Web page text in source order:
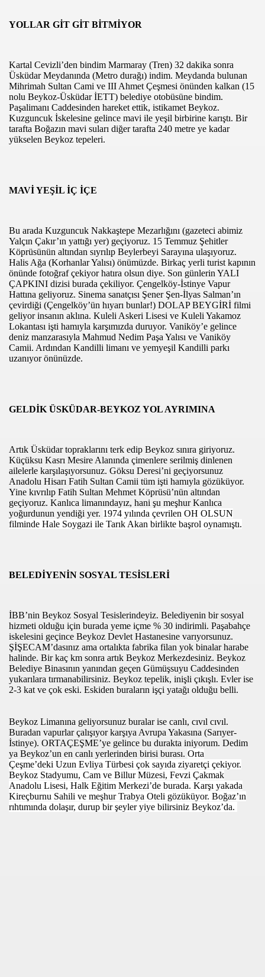
YOLLAR GİT GİT BİTMİYOR
Kartal Cevizli’den bindim Marmaray (Tren) 32 dakika sonra
Üsküdar Meydanında (Metro durağı) indim. Meydanda bulunan
Mihrimah Sultan Cami ve III Ahmet Çeşmesi önünden kalkan (15
nolu Beykoz-Üsküdar İETT) belediye otobüsüne bindim.
Paşalimanı Caddesinden hareket ettik, istikamet Beykoz.
Kuzguncuk İskelesine gelince mavi ile yeşil birbirine karıştı. Bir
tarafta Boğazın mavi suları diğer tarafta 240 metre ye kadar
yükselen Beykoz tepeleri.
MAVİ YEŞİL İÇ İÇE
Bu arada Kuzguncuk Nakkaştepe Mezarlığını (gazeteci abimiz
Yalçın Çakır’ın yattığı yer) geçiyoruz. 15 Temmuz Şehitler
Köprüsünün altından sıyrılıp Beylerbeyi Sarayına ulaşıyoruz.
Halis Ağa (Korhanlar Yalısı) önümüzde. Birkaç yerli turist kapının
önünde fotoğraf çekiyor hatıra olsun diye. Son günlerin YALI
ÇAPKINI dizisi burada çekiliyor. Çengelköy-İstinye Vapur
Hattına geliyoruz. Sinema sanatçısı Şener Şen-İlyas Salman’ın
çevirdiği (Çengelköy’ün hıyarı bunlar!) DOLAP BEYGİRİ filmi
geliyor insanın aklına. Kuleli Askeri Lisesi ve Kuleli Yakamoz
Lokantası işti hamıyla karşımızda duruyor. Vaniköy’e gelince
deniz manzarasıyla Mahmud Nedim Paşa Yalısı ve Vaniköy
Camii. Ardından Kandilli limanı ve yemyeşil Kandilli parkı
uzanıyor önünüzde.
GELDİK ÜSKÜDAR-BEYKOZ YOL AYRIMINA
Artık Üsküdar topraklarını terk edip Beykoz sınıra giriyoruz.
Küçüksu Kasrı Mesire Alanında çimenlere serilmiş dinlenen
ailelerle karşılaşıyorsunuz. Göksu Deresi’ni geçiyorsunuz
Anadolu Hisarı Fatih Sultan Camii tüm işti hamıyla gözüküyor.
Yine kıvrılıp Fatih Sultan Mehmet Köprüsü’nün altından
geçiyoruz. Kanlıca limanındayız, hani şu meşhur Kanlıca
yoğurdunun yendiği yer. 1974 yılında çevrilen OH OLSUN
filminde Hale Soygazi ile Tarık Akan birlikte başrol oynamıştı.
BELEDİYENİN SOSYAL TESİSLERİ
İBB’nin Beykoz Sosyal Tesislerindeyiz. Belediyenin bir sosyal
hizmeti olduğu için burada yeme içme % 30 indirimli. Paşabahçe
iskelesini geçince Beykoz Devlet Hastanesine varıyorsunuz.
ŞİŞECAM’dasınız ama ortalıkta fabrika filan yok binalar harabe
halinde. Bir kaç km sonra artık Beykoz Merkezdesiniz. Beykoz
Belediye Binasının yanından geçen Gümüşsuyu Caddesinden
yukarılara tırmanabilirsiniz. Beykoz tepelik, inişli çıkışlı. Evler ise
2-3 kat ve çok eski. Eskiden buraların işçi yatağı olduğu belli.
Beykoz Limanına geliyorsunuz buralar ise canlı, cıvıl cıvıl.
Buradan vapurlar çalışıyor karşıya Avrupa Yakasına (Sarıyer-
İstinye). ORTAÇEŞME’ye gelince bu durakta iniyorum. Dedim
ya Beykoz’un en canlı yerlerinden birisi burası. Orta
Çeşme’deki Uzun Evliya Türbesi çok sayıda ziyaretçi çekiyor.
Beykoz Stadyumu, Cam ve Billur Müzesi, Fevzi Çakmak
Anadolu Lisesi, Halk Eğitim Merkezi’de burada. Karşı yakada
Kireçburnu Sahili ve meşhur Trabya Oteli gözüküyor. Boğaz’ın
rıhtımında dolaşır, durup bir şeyler yiye bilirsiniz Beykoz’da.
ANI FOTOĞRAFI HEDİYE EDİLDİ
BAŞKONSOLOSU ZİYARET ETTİ
SARDI
TANITTI
BİR DİZİ ZİYARET
Merkezi
Cübbe Giydi
Bir Türkün
Son Yolculuguna Ugurlandi
ÜLKE
TEŞEKKÜR ZİYARETİ
RESMİ AÇILIŞI YAPILDI
DÖNDÜ!
Salihli Bag Bozumunda
BULDU
MUHTEŞEM GALA
Cİ KONGRESİ YAPILDI